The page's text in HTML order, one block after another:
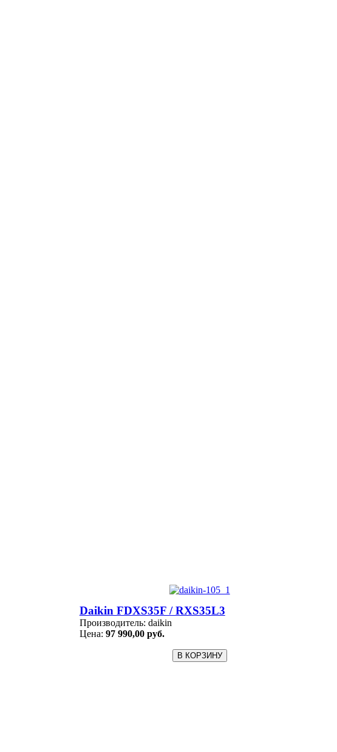
Daikin FDXS35F / RXS35L3
Производитель: daikin
Цена: 97 990,00 руб.